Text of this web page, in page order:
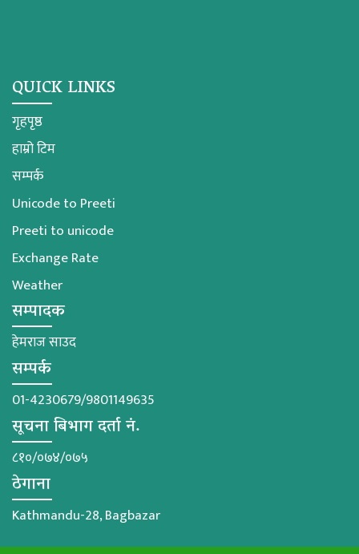
QUICK LINKS
गृहपृष्ठ
हाम्रो टिम
सम्पर्क
Unicode to Preeti
Preeti to unicode
Exchange Rate
Weather
सम्पादक
हेमराज साउद
सम्पर्क
01-4230679/9801149635
सूचना बिभाग दर्ता नं.
८१०/०७४/०७५
ठेगाना
Kathmandu-28, Bagbazar